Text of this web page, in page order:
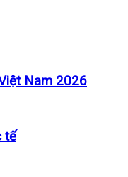
Nam 2026
tế